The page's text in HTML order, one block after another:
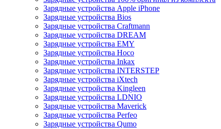
Зарядные устройства Apple iPhone
Зарядные устройства Bios
Зарядные устройства Craftmann
Зарядные устройства DREAM
Зарядные устройства EMY
Зарядные устройства Hoco
Зарядные устройства Inkax
Зарядные устройства INTERSTEP
Зарядные устройства iXtech
Зарядные устройства Kingleen
Зарядные устройства LDNIO
Зарядные устройства Maverick
Зарядные устройства Perfeo
Зарядные устройства Qumo